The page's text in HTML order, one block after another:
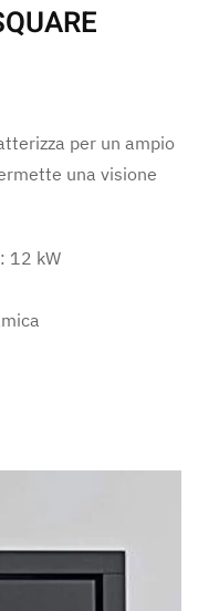
per un ampio
una visione
12 kW